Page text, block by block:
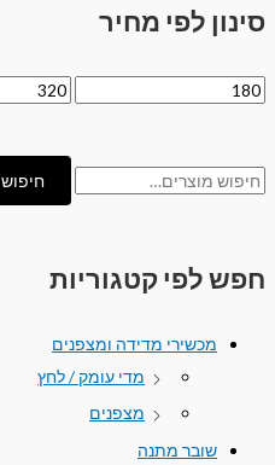
סינון לפי מחיר
חיפוש
חפש לפי קטגוריות
מכשירי מדידה ומצפנים
מדי עומק / לחץ
מצפנים
שובר מתנה